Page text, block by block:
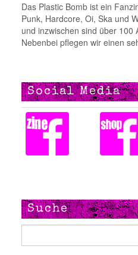
Das Plastic Bomb ist ein
Punk, Hardcore, Oi, Ska und
und inzwischen sind über 100
Nebenbei pflegen wir einen
Social Media
Suche